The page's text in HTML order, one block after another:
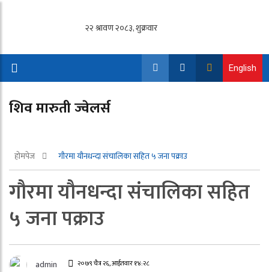
English
शिव मारुती ज्वेलर्स
होमपेज गौरमा यौनधन्दा संचालिका सहित ५ जना पक्राउ
गौरमा यौनधन्दा संचालिका सहित
५ जना पक्राउ
admin २०७९ चैत्र २६, आईतवार १४:२८